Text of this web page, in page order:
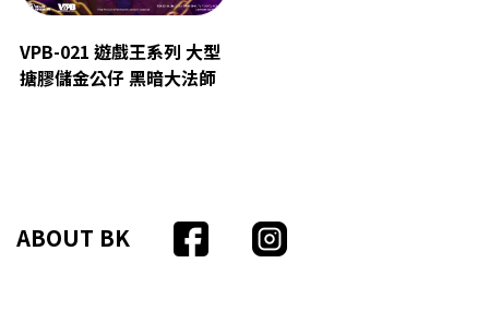
VPB-021 遊戲王系列 大型
搪膠儲金公仔 黑暗大法師
ABOUT BK